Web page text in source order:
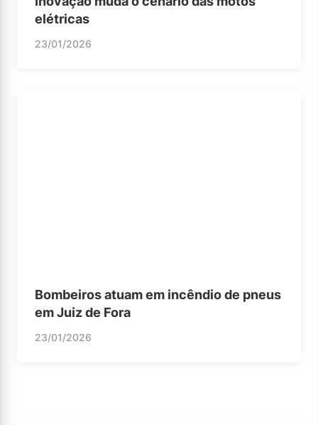
elétricas
23/01/2026
Bombeiros atuam em incêndio de pneus
em Juiz de Fora
23/01/2026